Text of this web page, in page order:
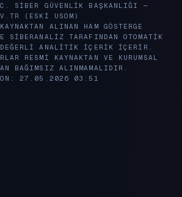
SIBER GÜVENLIK BAŞKANLIĞI —
(ESKI USOM)
ALINAN HAM GÖSTERGE
SIBERANALIZ TARAFINDAN OTOMATIK
ANALITIK IÇERIK IÇERIR.
RESMI KAYNAKTAN VE KURUMSAL
BAĞIMSIZ ALINMAMALIDIR.
27.05.2026 03:51